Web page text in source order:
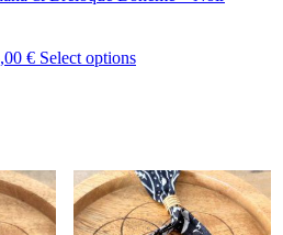
€ Select options